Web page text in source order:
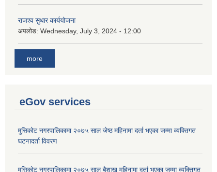
राजश्व सुधार कार्ययोजना
अपलोड: Wednesday, July 3, 2024 - 12:00
more
eGov services
मुसिकोट नगरपालिकामा २०७५ साल जेष्ठ महिनामा दर्ता भएका जम्मा व्यक्तिगत
घटनादर्ता विवरण
मुसिकोट नगरपालिकामा २०७५ साल बैशाख महिनामा दर्ता भएका जम्मा व्यक्तिगत